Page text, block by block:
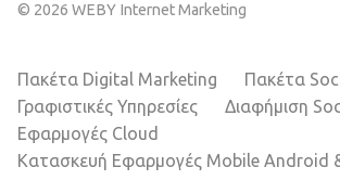
© 2026 WEBY Internet Marketing
Πακέτα Digital Marketing
Πακέτα
Γραφιστικές Υπηρεσίες
Διαφήμιση
Εφαρμογές Cloud
Κατασκευή Εφαρμογές Mobile Android